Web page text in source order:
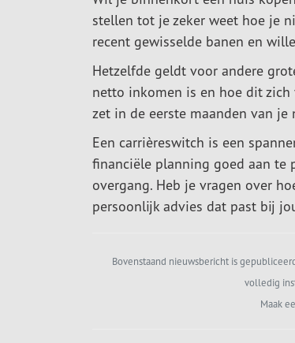
stellen tot je zeker weet hoe je
recent gewisselde banen en
Hetzelfde geldt voor andere
netto inkomen is en hoe dit
zet in de eerste maanden van je
Een carrièreswitch is een
financiële planning goed aan te
overgang. Heb je vragen over
persoonlijk advies dat past bij
Bovenstaand nieuwsbericht is
volledig
Maak